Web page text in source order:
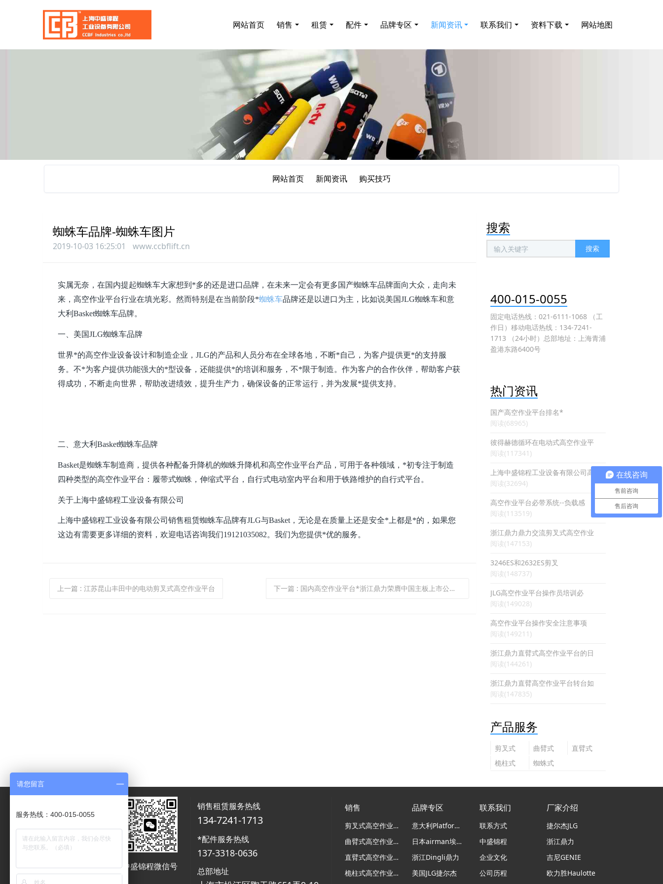
网站首页 销售 租赁 配件 品牌专区 新闻资讯 联系我们 资料下载 网站地图
网站首页 新闻资讯 购买技巧
蜘蛛车品牌-蜘蛛车图片
2019-10-03 16:25:01 www.ccbflift.cn
实属无奈，在国内提起蜘蛛车大家想到*多的还是进口品牌，在未来一定会有更多国产蜘蛛车品牌面向大众，走向未
来，高空作业平台行业在填光彩。然而特别是在当前阶段*蜘蛛车品牌还是以进口为主，比如说美国JLG蜘蛛车和意
大利Basket蜘蛛车品牌。
一、美国JLG蜘蛛车品牌
世界*的高空作业设备设计和制造企业，JLG的产品和人员分布在全球各地，不断*自己，为客户提供更*的支持服
务。不*为客户提供功能强大的*型设备，还能提供*的培训和服务，不*限于制造。作为客户的合作伙伴，帮助客户获
得成功，不断走向世界，帮助改进绩效，提升生产力，确保设备的正常运行，并为发展*提供支持。
二、意大利Basket蜘蛛车品牌
Basket是蜘蛛车制造商，提供各种配备升降机的蜘蛛升降机和高空作业平台产品，可用于各种领域，*初专注于制造
四种类型的高空作业平台：履带式蜘蛛，伸缩式平台，自行式电动室内平台和用于铁路维护的自行式平台。
关于 上海中盛锦程工业设备有限公司
上海中盛锦程工业设备有限公司 销售租赁蜘蛛车品牌有JLG与Basket，无论是在质量上还是安全*上都是*的，如果您
这边有需要更多详细的资料，欢迎电话咨询我们19121035082。我们为您提供*优的服务。
上一篇 : 江苏昆山丰田中的电动剪叉式高空作业平台 下一篇 : 国内高空作业平台*浙江鼎力荣膺中国主板上市公司价值百强
搜索
搜索
400-015-0055
固定电话热线：021-6111-1068 （工
作日）移动电话热线：134-7241-
1713 （24小时）总部地址：上海青浦
盈港东路6400号
热门资讯
国产高空作业平台排名*
阅读(68965)
彼得赫德循环在电动式高空作业平
阅读(117341)
上海中盛锦程工业设备有限公司高
阅读(32694)
高空作业平台必带系统--负载感
阅读(113519)
浙江鼎力鼎力交流剪叉式高空作业
阅读(147153)
3246ES和2632ES剪叉
阅读(148737)
JLG高空作业平台操作员培训必
阅读(149028)
高空作业平台操作安全注意事项
阅读(149211)
浙江鼎力直臂式高空作业平台的日
阅读(144261)
浙江鼎力直臂高空作业平台转台如
阅读(147835)
产品服务
剪叉式
高空作
业平台
曲臂式
高空作
业平台
直臂式
桅柱式
业平台
蜘蛛式
业平台
中盛锦程微信号 中盛锦程微信号
销售租赁服务热线
134-7241-1713
*配件服务热线
137-3318-0636
总部地址
销售
剪叉式高空作业平台
曲臂式高空作业平台
直臂式高空作业平台
桅柱式高空作业平台
品牌专区
意大利Platform Basket蜘蛛车
日本airman埃尔曼
浙江Dingli鼎力
美国JLG捷尔杰
联系我们
联系方式
中盛锦程
企业文化
公司历程
厂家介绍
捷尔杰JLG
浙江鼎力
吉尼GENIE
欧力胜Haulotte
在线咨询
售前咨询
售后咨询
请您留言
服务热线：400-015-0055